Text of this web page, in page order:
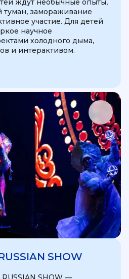
ждут необычные опыты,
замораживание
участие. Для детей
научное
холодного дыма,
и интерактивом.
SHOW